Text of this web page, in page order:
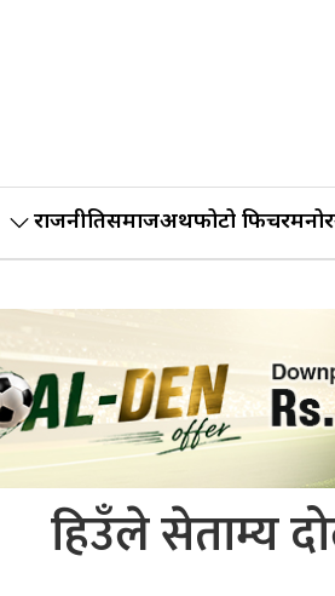
राजनीतिसमाजअर्थफोटो फिचर
हिउँले सेताम्य